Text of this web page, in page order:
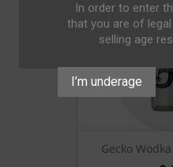
In order to enter
that you are of
selling age
I’m underage
Gecko